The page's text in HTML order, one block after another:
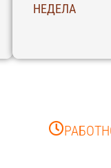
НЕДЕЛА